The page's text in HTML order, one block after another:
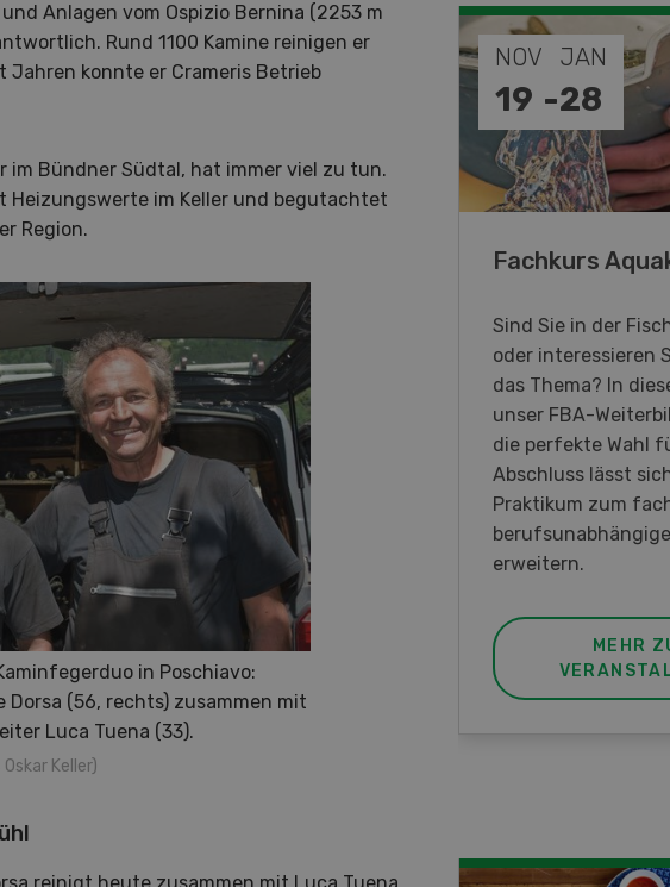
Anlagen vom Ospizio Bernina (2253 m
Rund 1100 Kamine reinigen er
Jahren konnte er Crameris Betrieb
im Bündner Südtal, hat immer viel zu tun.
Heizungswerte im Keller und begutachtet
Region.
in Poschiavo:
Dorsa (56, rechts) zusammen mit
Luca Tuena (33).
Oskar Keller)
NOV DEZ
Eine immersive Ausstellung, die
den Frauen in der
Landwirtschaft der Westschweiz
gewidmet ist.
MEHR ZUR
VERANSTALTUNG
NOV
19 -
JAN
28
Fachkurs
Sind Sie in der
oder interessieren
das Thema? In
unser FBA-
die perfekte Wahl
Abschluss lässt
Praktikum zum
erweitern.
MEHR